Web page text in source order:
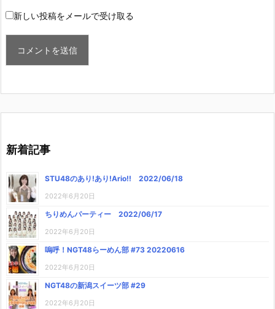
新しい投稿をメールで受け取る
新着記事
STU48のあり!あり!Ario!! 2022/06/18
2022年6月20日
ちりめんパーティー 2022/06/17
2022年6月20日
嗚呼！NGT48らーめん部 #73 20220616
2022年6月20日
NGT48の新潟スイーツ部 #29
2022年6月20日